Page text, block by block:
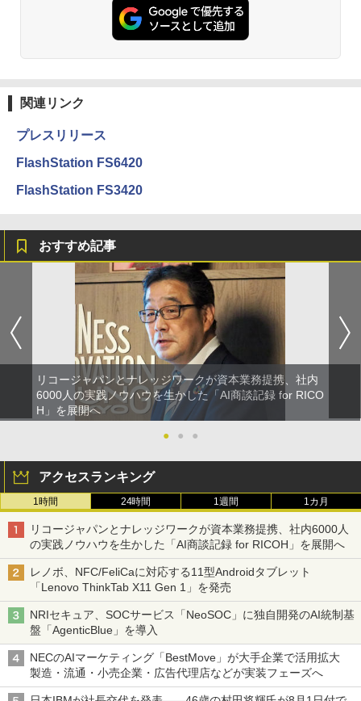
関連リンク
プレスリリース
FlashStation FS6420
FlashStation FS3420
おすすめ記事
リコージャパンとナレッジワークが資本業務提携、社内
6000人の実践ノウハウを生かした「AI商談記録 for RICO
H」を展開へ
●
● ●
アクセスランキング
1時間 24時間 1週間 1カ月
リコージャパンとナレッジワークが資本業務提携、社内6000人
の実践ノウハウを生かした「AI商談記録 for RICOH」を展開へ
レノボ、NFC/FeliCaに対応する11型Androidタブレット
「Lenovo ThinkTab X11 Gen 1」を発売
NRIセキュア、SOCサービス「NeoSOC」に独自開発のAI統制基
盤「AgenticBlue」を導入
NECのAIマーケティング「BestMove」が大手企業で活用拡大
製造・流通・小売企業・広告代理店などが実装フェーズへ